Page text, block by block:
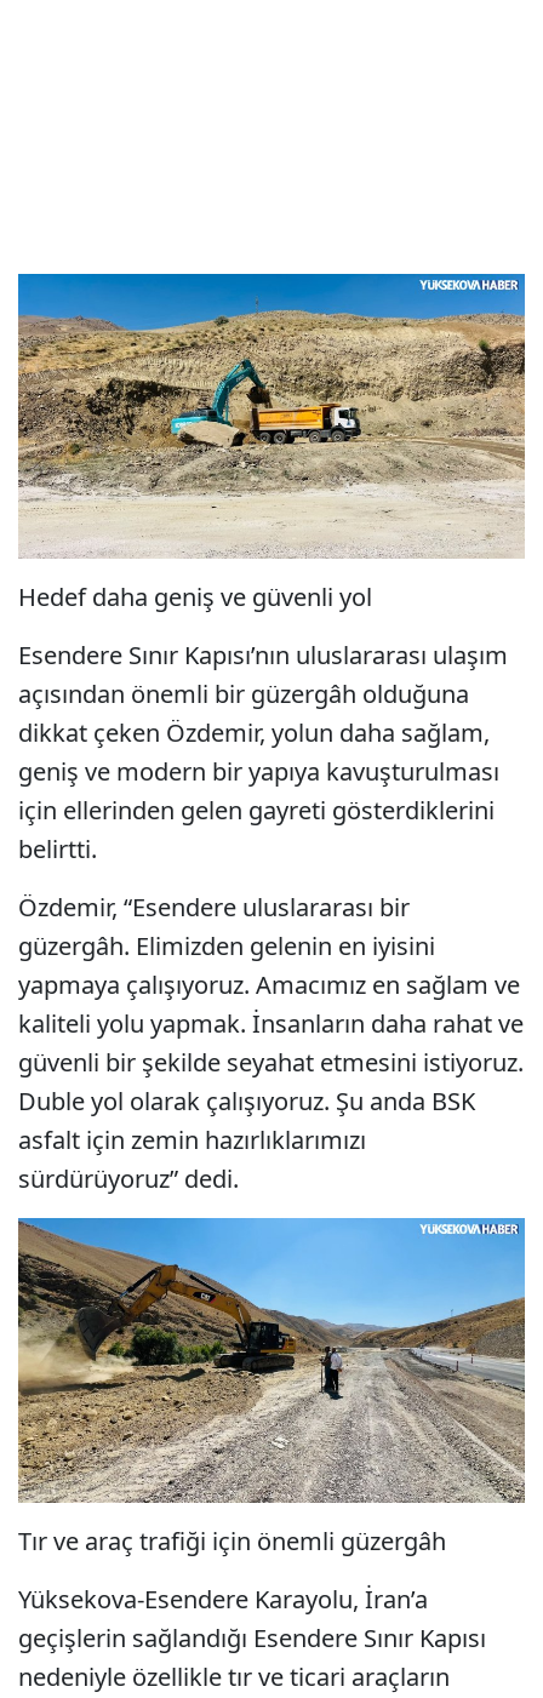
Hedef daha geniş ve güvenli yol
Esendere Sınır Kapısı’nın uluslararası ulaşım
açısından önemli bir güzergâh olduğuna
dikkat çeken Özdemir, yolun daha sağlam,
geniş ve modern bir yapıya kavuşturulması
için ellerinden gelen gayreti gösterdiklerini
belirtti.
Özdemir, “Esendere uluslararası bir
güzergâh. Elimizden gelenin en iyisini
yapmaya çalışıyoruz. Amacımız en sağlam ve
kaliteli yolu yapmak. İnsanların daha rahat ve
güvenli bir şekilde seyahat etmesini istiyoruz.
Duble yol olarak çalışıyoruz. Şu anda BSK
asfalt için zemin hazırlıklarımızı
sürdürüyoruz” dedi.
Tır ve araç trafiği için önemli güzergâh
Yüksekova-Esendere Karayolu, İran’a
geçişlerin sağlandığı Esendere Sınır Kapısı
nedeniyle özellikle tır ve ticari araçların